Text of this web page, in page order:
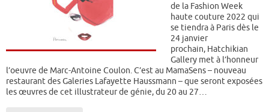
de la Fashion Week
haute couture 2022 qui
se tiendra à Paris dès le
24 janvier
prochain, Hatchikian
Gallery met à l’honneur
l’oeuvre de Marc-Antoine Coulon. C’est au MamaSens – nouveau
restaurant des Galeries Lafayette Haussmann – que seront exposées
les œuvres de cet illustrateur de génie, du 20 au 27…